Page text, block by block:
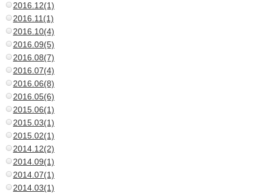
2016.12(1)
2016.11(1)
2016.10(4)
2016.09(5)
2016.08(7)
2016.07(4)
2016.06(8)
2016.05(6)
2015.06(1)
2015.03(1)
2015.02(1)
2014.12(2)
2014.09(1)
2014.07(1)
2014.03(1)